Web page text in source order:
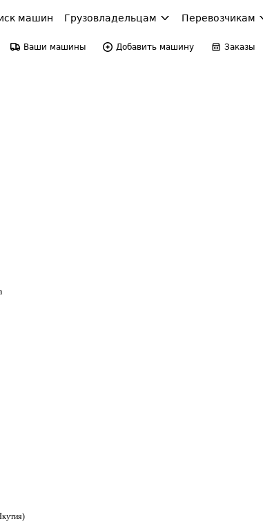
машин Грузовладельцам Перевозчикам
Ваши машины Добавить машину Заказы